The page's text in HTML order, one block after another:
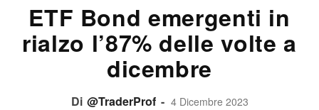
ETF Bond emergenti in
rialzo l’87% delle volte a
dicembre
Di @TraderProf - 4 Dicembre 2023